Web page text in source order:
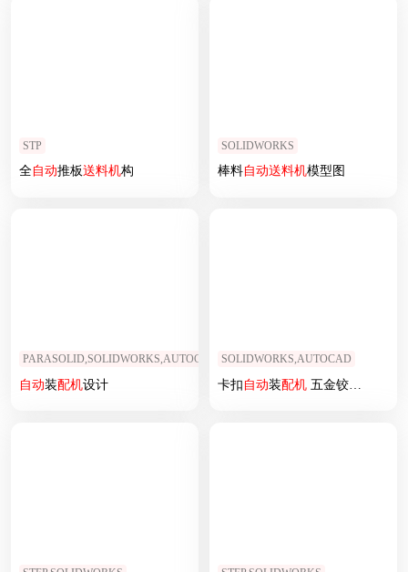
STP
全自动推板送料机构
SOLIDWORKS
棒料自动送料机模型图
PARASOLID,SOLIDWORKS,AUTOCAD,IGS
自动装配机设计
SOLIDWORKS,AUTOCAD
卡扣自动装配机五金铰链卡条